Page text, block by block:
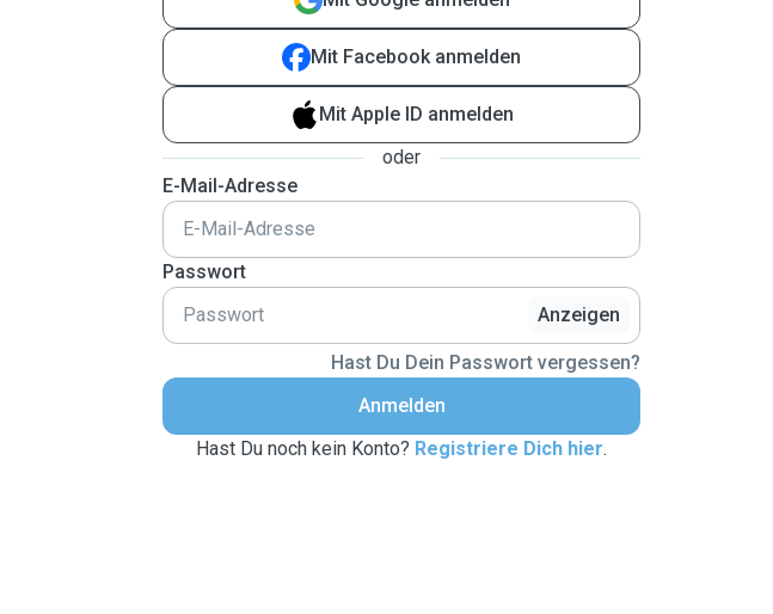
Mit Facebook anmelden
Mit Apple ID anmelden
oder
E-Mail-Adresse
Passwort
Anzeigen
Hast Du Dein Passwort vergessen?
Anmelden
Hast Du noch kein Konto? Registriere Dich hier.